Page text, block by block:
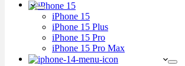
iPhone 15
iPhone 15 Plus
iPhone 15 Pro
iPhone 15 Pro Max